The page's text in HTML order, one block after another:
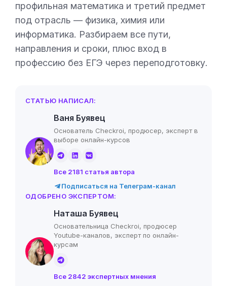
профильная математика и третий предмет
под отрасль — физика, химия или
информатика. Разбираем все пути,
направления и сроки, плюс вход в
профессию без ЕГЭ через переподготовку.
СТАТЬЮ НАПИСАЛ:
Ваня Буявец
Основатель Checkroi, продюсер, эксперт в
выборе онлайн-курсов
Все 2181 статья автора
Подписаться на Телеграм-канал
ОДОБРЕНО ЭКСПЕРТОМ:
Наташа Буявец
Основательница Checkroi, продюсер
Youtube-каналов, эксперт по онлайн-
курсам
Все 2842 экспертных мнения